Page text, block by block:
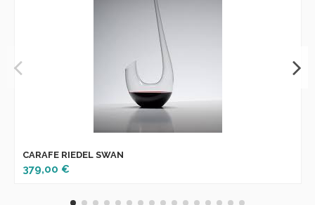
CARAFE RIEDEL SWAN
379,00 €